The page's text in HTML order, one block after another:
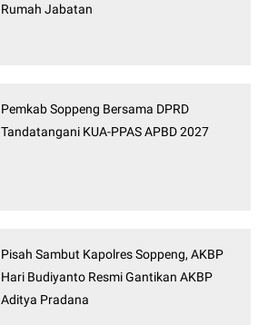
Rumah Jabatan
Pemkab Soppeng Bersama DPRD
Tandatangani KUA-PPAS APBD 2027
Pisah Sambut Kapolres Soppeng, AKBP
Hari Budiyanto Resmi Gantikan AKBP
Aditya Pradana